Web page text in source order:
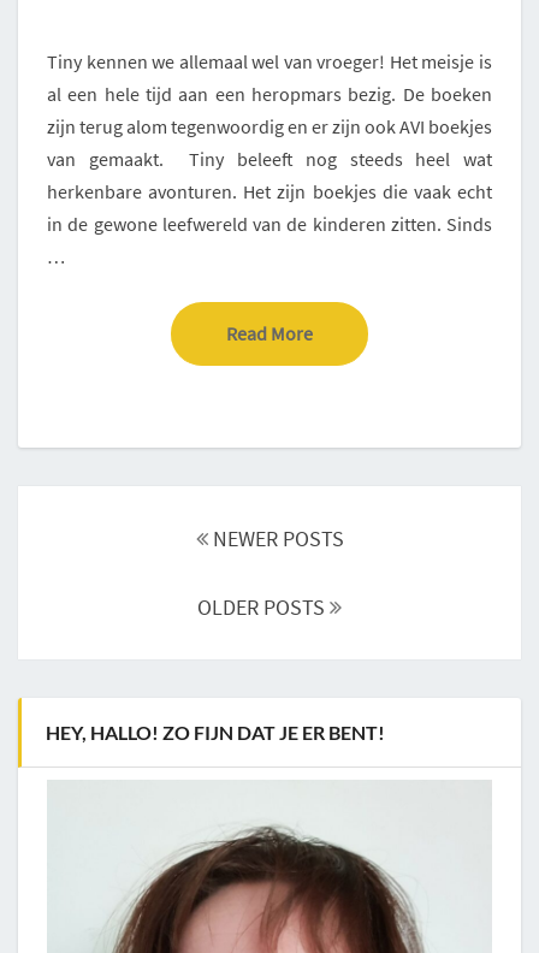
Tiny kennen we allemaal wel van vroeger! Het meisje is
al een hele tijd aan een heropmars bezig. De boeken
zijn terug alom tegenwoordig en er zijn ook AVI boekjes
van gemaakt. Tiny beleeft nog steeds heel wat
herkenbare avonturen. Het zijn boekjes die vaak echt
in de gewone leefwereld van de kinderen zitten. Sinds
…
Read MoreRead More
NEWER POSTS
OLDER POSTS
HEY, HALLO! ZO FIJN DAT JE ER BENT!